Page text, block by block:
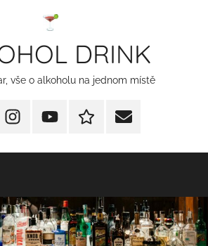
DRINK
vše o alkoholu na jednom místě
Instagram
YT
Redakční
E-